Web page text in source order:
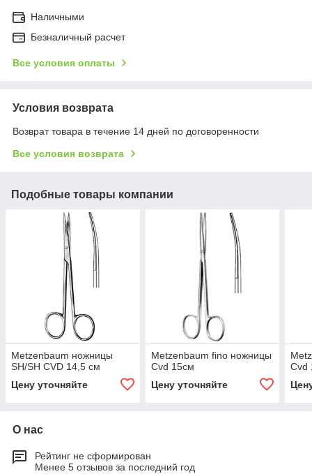
Наличными
Безналичный расчет
Все условия оплаты
Условия возврата
Возврат товара в течение 14 дней по договоренности
Все условия возврата
Подобные товары компании
Metzenbaum ножницы
SH/SH CVD 14,5 см
Цену уточняйте
Metzenbaum fino ножницы
Cvd 15см
Цену уточняйте
Cvd
О нас
Рейтинг не сформирован
Менее 5 отзывов за последний год